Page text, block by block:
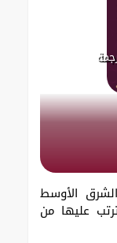
الأوسط
عليها من